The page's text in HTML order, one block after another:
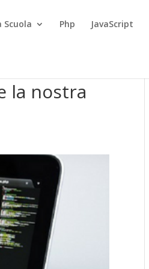
Scuola Php JavaScript
la nostra